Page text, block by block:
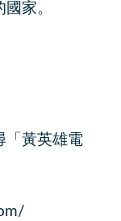
家。
「黃英雄電